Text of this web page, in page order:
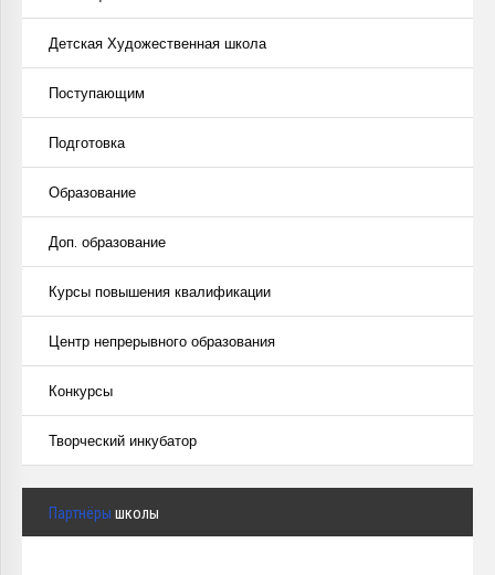
Детская Художественная школа
Поступающим
Подготовка
Образование
Доп. образование
Курсы повышения квалификации
Центр непрерывного образования
Конкурсы
Творческий инкубатор
Партнёры школы